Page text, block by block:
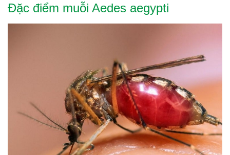
Đặc điểm muỗi Aedes aegypti